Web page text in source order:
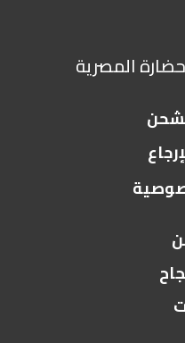
المصرية